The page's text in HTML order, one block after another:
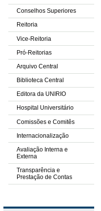
Conselhos Superiores
Reitoria
Vice-Reitoria
Pró-Reitorias
Arquivo Central
Biblioteca Central
Editora da UNIRIO
Hospital Universitário
Comissões e Comitês
Internacionalização
Avaliação Interna e
Externa
Transparência e
Prestação de Contas